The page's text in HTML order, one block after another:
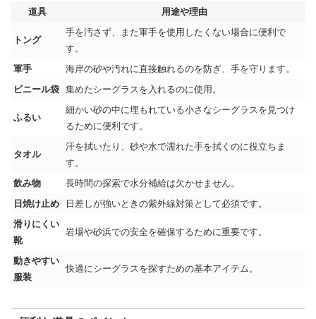
道具 用途や理由
トング
手を汚さず、また軍手を使用したくない場合に便利で
す。
軍手
海岸の砂や汚れに直接触れるのを防ぎ、手を守ります。
ビニール袋 集めたシーグラスを入れるのに使用。
ふるい
細かい砂の中に埋もれている小さなシーグラスを見つけ
るために便利です。
タオル
汗を拭いたり、砂や水で濡れた手を拭くのに役立ちま
す。
飲み物
長時間の探索で水分補給は欠かせません。
日焼け止め
日差しが強いときの紫外線対策として必須です。
滑りにくい
靴
岩場や砂浜での安全を確保するために重要です。
動きやすい
服装
快適にシーグラスを探すための基本アイテム。